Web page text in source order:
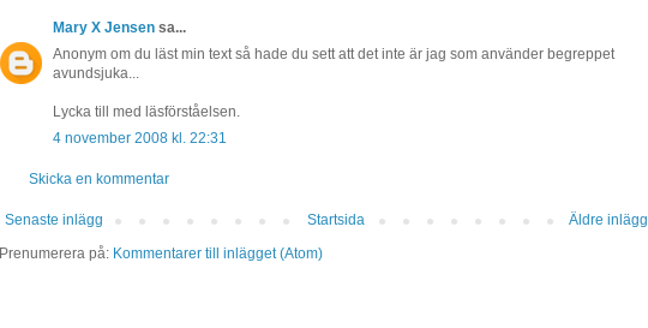
Mary X Jensen sa...
Anonym om du läst min text så hade du sett att det inte är jag som använder begreppet
avundsjuka...
Lycka till med läsförståelsen.
4 november 2008 kl. 22:31
Skicka en kommentar
Senaste inlägg Äldre inlägg
Startsida
Prenumerera på: Kommentarer till inlägget (Atom)